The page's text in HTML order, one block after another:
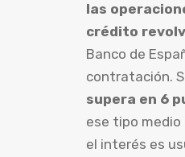
las
crédito
Banco de
contratación.
supera en 6
ese tipo medio
el interés es